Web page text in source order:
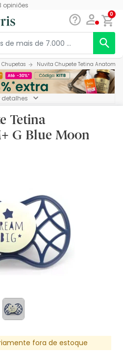
opiniões
0
Chupetas Nuvita Chupete Tetina Anatomica
detalhes
Tetina
G Blue Moon
fora de estoque